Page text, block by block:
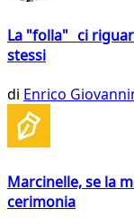
La "folla" ci
stessi
di Enrico
Marcinelle, se la
cerimonia